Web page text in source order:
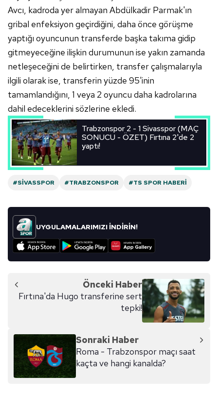
6698 sayılı Kişisel Verilerin Korunması Kanunu uyarınca
hazırlanmış Aydınlatma Metnimizi okumak ve sitemizde
ilgili mevzuata uygun olarak kullanılan çerezlerle ilgili bilgi
almak için lütfen tıklayınız
Avcı, kadroda yer almayan Abdülkadir Parmak'ın
gribal enfeksiyon geçirdiğini, daha önce görüşme
yaptığı oyuncunun transferde başka takıma gidip
gitmeyeceğine ilişkin durumunun ise yakın zamanda
netleşeceğini de belirtirken, transfer çalışmalarıyla
ilgili olarak ise, transferin yüzde 95'inin
tamamlandığını, 1 veya 2 oyuncu daha kadrolarına
dahil edeceklerini sözlerine ekledi.
Trabzonspor 2 - 1 Sivasspor (MAÇ
SONUCU - ÖZET) Fırtına 2'de 2
yaptı!
#SIVASSPOR #TRABZONSPOR #TS SPOR HABERI
UYGULAMALARIMIZI İNDİRİN!
Önceki Haber
Fırtına'da Hugo transferine sert
tepki!
Sonraki Haber
Roma - Trabzonspor maçı saat
kaçta ve hangi kanalda?